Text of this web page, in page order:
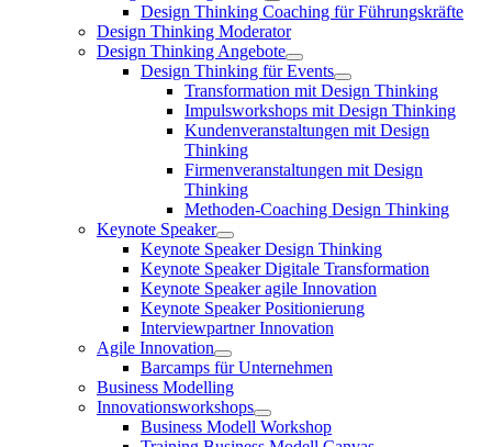
Design Thinking Coaching für Führungskräfte
Design Thinking Moderator
Design Thinking Angebote
Design Thinking für Events
Transformation mit Design Thinking
Impulsworkshops mit Design Thinking
Kundenveranstaltungen mit Design
Thinking
Firmenveranstaltungen mit Design
Thinking
Methoden-Coaching Design Thinking
Keynote Speaker
Keynote Speaker Design Thinking
Keynote Speaker Digitale Transformation
Keynote Speaker agile Innovation
Keynote Speaker Positionierung
Interviewpartner Innovation
Agile Innovation
Barcamps für Unternehmen
Business Modelling
Innovationsworkshops
Business Modell Workshop